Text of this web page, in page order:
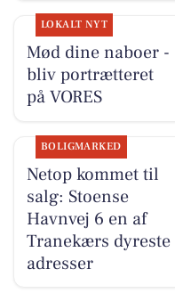
LOKALT NYT
Mød dine naboer -
bliv portrætteret
på VORES
BOLIGMARKED
Netop kommet til
salg: Stoense
Havnvej 6 en af
Tranekærs dyreste
adresser